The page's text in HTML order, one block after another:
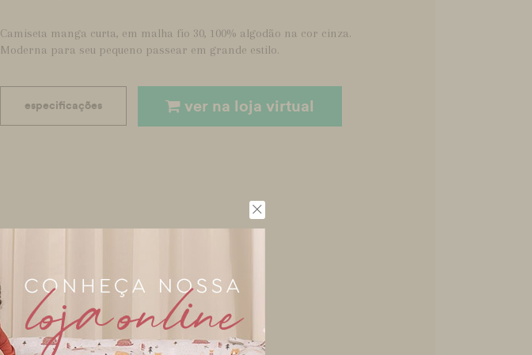
Camiseta manga curta, em malha fio 30, 100% algodão na cor cinza.
Moderna para seu pequeno passear em grande estilo.
especificações ver na loja virtual